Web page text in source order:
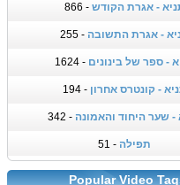
- אגרת הקודש - 866
- אגרת התשובה - 255
- ספר של בינונים - 1624
- קונטרס אחרון - 194
- שער היחוד והאמונה - 342
תפילה - 51
Popular Video